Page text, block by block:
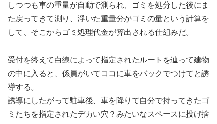
しつつも車の重量が自動で測られ、ゴミを処分した後にま
た戻ってきて測り、浮いた重量分がゴミの量という計算を
して、そこからゴミ処理代金が算出される仕組みだ。
受付を終えて白線によって指定されたルートを辿って建物
の中に入ると、係員がいてココに車をバックでつけてと誘
導する。
誘導にしたがって駐車後、車を降りて自分で持ってきたゴ
ミたちを指定されたデカい穴？みたいなスペースに投げ捨